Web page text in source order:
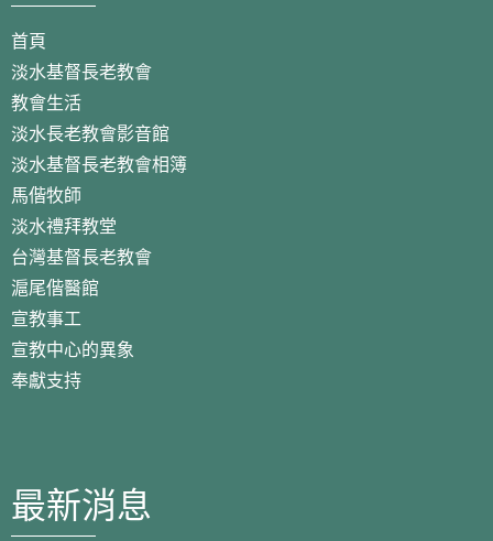
首頁
淡水基督長老教會
教會生活
淡水長老教會影音館
淡水基督長老教會相簿
馬偕牧師
淡水禮拜教堂
台灣基督長老教會
滬尾偕醫館
宣教事工
宣教中心的異象
奉獻支持
最新消息